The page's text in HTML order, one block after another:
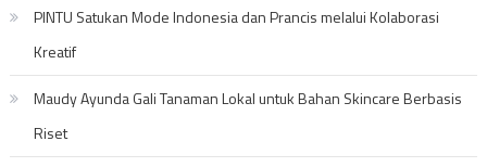
PINTU Satukan Mode Indonesia dan Prancis melalui Kolaborasi
Kreatif
Maudy Ayunda Gali Tanaman Lokal untuk Bahan Skincare Berbasis
Riset